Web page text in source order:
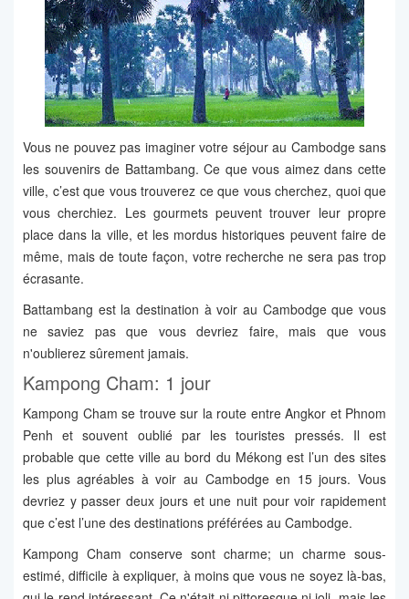
Vous ne pouvez pas imaginer votre séjour au Cambodge sans
les souvenirs de Battambang. Ce que vous aimez dans cette
ville, c’est que vous trouverez ce que vous cherchez, quoi que
vous cherchiez. Les gourmets peuvent trouver leur propre
place dans la ville, et les mordus historiques peuvent faire de
même, mais de toute façon, votre recherche ne sera pas trop
écrasante.
Battambang est la destination à voir au Cambodge que vous
ne saviez pas que vous devriez faire, mais que vous
n'oublierez sûrement jamais.
Kampong Cham: 1 jour
Kampong Cham se trouve sur la route entre Angkor et Phnom
Penh et souvent oublié par les touristes pressés. Il est
probable que cette ville au bord du Mékong est l’un des sites
les plus agréables à voir au Cambodge en 15 jours. Vous
devriez y passer deux jours et une nuit pour voir rapidement
que c’est l’une des destinations préférées au Cambodge.
Kampong Cham conserve sont charme; un charme sous-
estimé, difficile à expliquer, à moins que vous ne soyez là-bas,